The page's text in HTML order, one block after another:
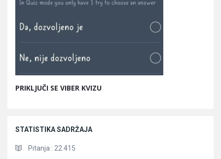
PRIKLJUČI SE VIBER KVIZU
STATISTIKA SADRŽAJA
Pitanja : 22.415